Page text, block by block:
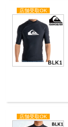
店舗受取OK
店舗受取OK